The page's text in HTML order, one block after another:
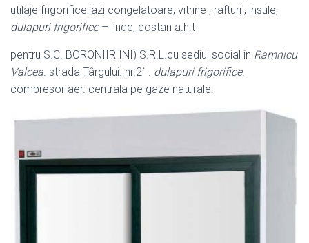
utilaje frigorifice:lazi congelatoare, vitrine , rafturi , insule,
dulapuri frigorifice– linde, costan a.h.t
pentru S.C. BORONIIR INI) S.R.L.cu sediul social in Ramnicu
Valcea. strada Târgului. nr.2` . dulapuri frigorifice.
compresor aer. centrala pe gaze naturale.